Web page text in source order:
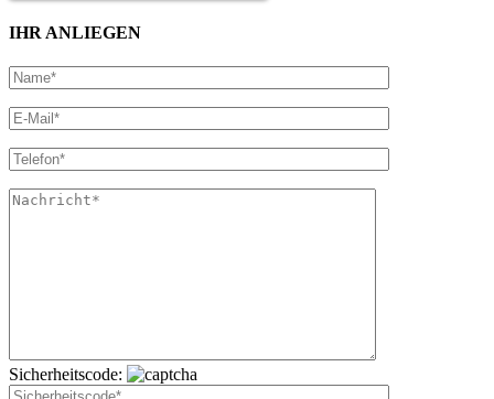
IHR ANLIEGEN
Sicherheitscode: